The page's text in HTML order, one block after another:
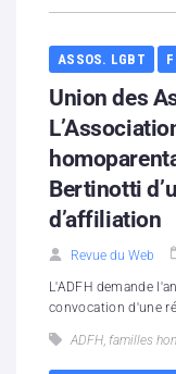
ASSOS. LGBT
Union des
Bertinotti
d’affiliation
Revue du Web
L'ADFH demande
convocation d'une
ADFH familles